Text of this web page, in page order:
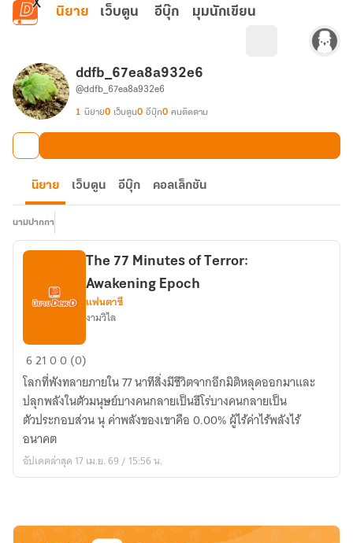
ข้ามไปยังเนื้อหาหลัก
นิยาย เว็บตูน อีบุ๊ก มุมนักเขียน
ddfb_67ea8a932e6
@ddfb_67ea8a932e6
1 นิยาย0 เว็บตูน0 อีบุ๊ก0 คนติดตาม
นิยาย เว็บตูน อีบุ๊ก คอลเล็กชัน
นามปากกา
The
77
Minutes
of
Terror:
Awakening
Epoch
The 77 Minutes of Terror:
Awakening Epoch
แฟนตาซี
งามวิไล
62100 (0)
โลกที่พังทลายภายใน 77 นาทีสิ่งมีชีวิตจากอีกมิติหลุดออกมาและ
ปลุกพลังในตัวมนุษย์บางคนกลายเป็นฮีโร่บางคนกลายเป็น
ตัวประกอบส่วน นุ ค่าพลังของเขาคือ 0.00% ผู้ไร้ค่าไร้พลังไร้
อนาคต
อัปเดตล่าสุด 17 เม.ย. 69 / 15:56 น.